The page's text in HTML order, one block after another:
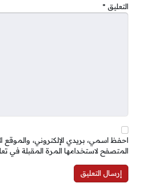
التعليق *
احفظ اسمي، بريدي الإلكتروني، والموقع
المتصفح لاستخدامها المرة المقبلة في